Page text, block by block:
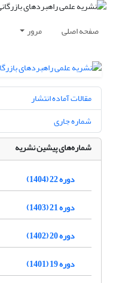
صفحه اصلی مرور
مقالات آماده انتشار
شماره جاری
شماره‌های پیشین نشریه
دوره 22 (1404)
دوره 21 (1403)
دوره 20 (1402)
دوره 19 (1401)